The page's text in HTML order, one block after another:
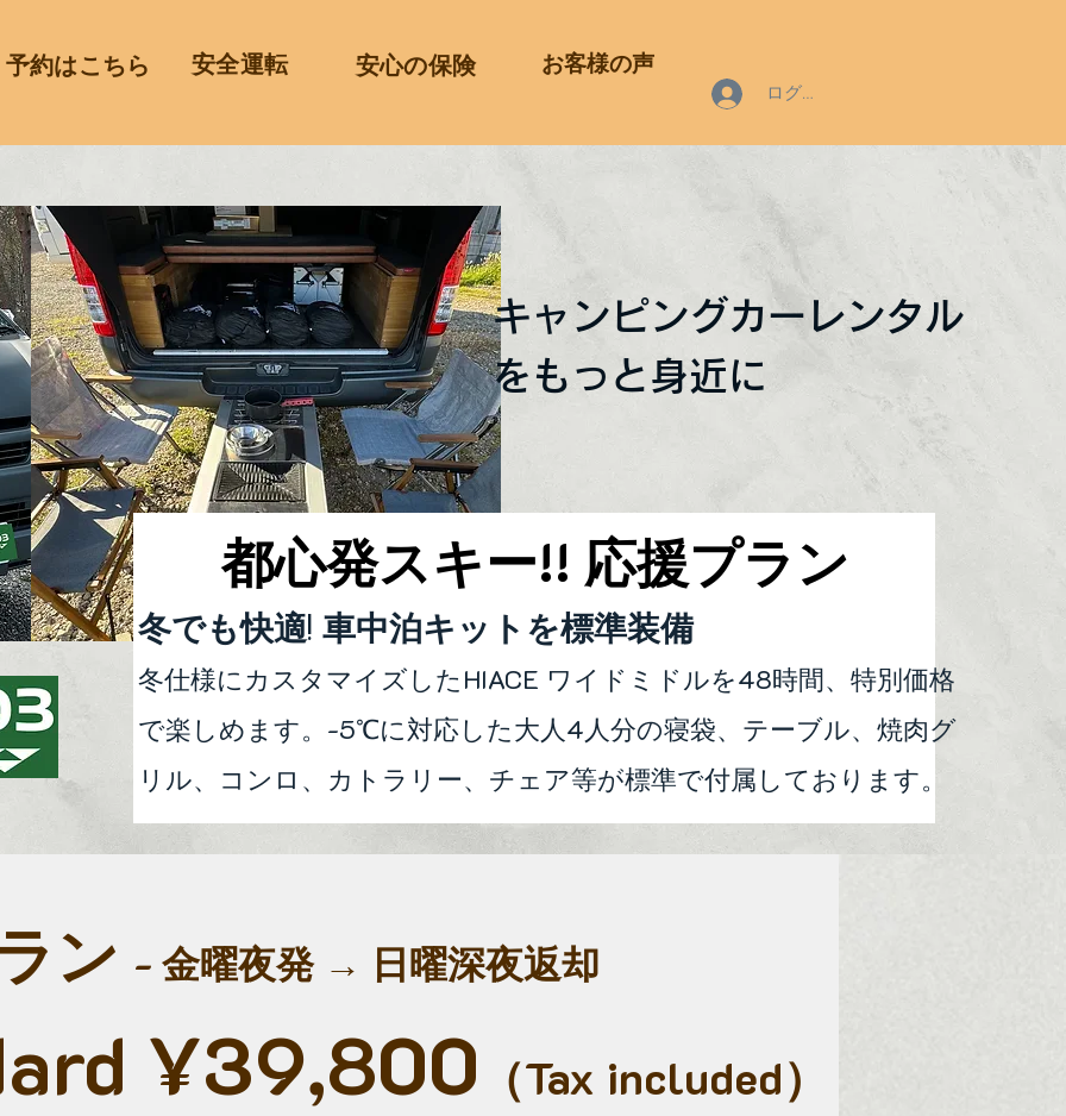
予約はこちら ​ 安全運転​ 安心の保険 お客様の声
ログイン
キャンピングカーレンタル
をもっと身近に
都心発スキー!! 応援プラン
冬でも快適! 車中泊キットを標準装備
冬仕様にカスタマイズしたHIACE ワイドミドルを48時間、特別価格
で楽しめます。-5℃に対応した大人4人分の寝袋、テーブル、焼肉グ
リル、コンロ、カトラリー、チェア等が標準で付属しております。
ン - 金曜夜発 → 日曜深夜返却
¥39,800 （Tax included）